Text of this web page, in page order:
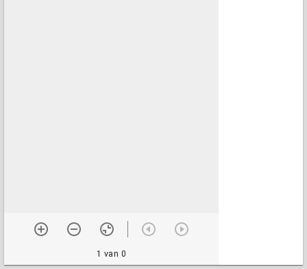
1 van 0